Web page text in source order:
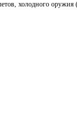
холодного